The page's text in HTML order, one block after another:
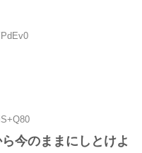
今のままにしとけよ